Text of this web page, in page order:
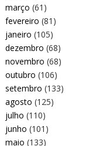
março (61)
fevereiro (81)
janeiro (105)
dezembro (68)
novembro (68)
outubro (106)
setembro (133)
agosto (125)
julho (110)
junho (101)
maio (133)